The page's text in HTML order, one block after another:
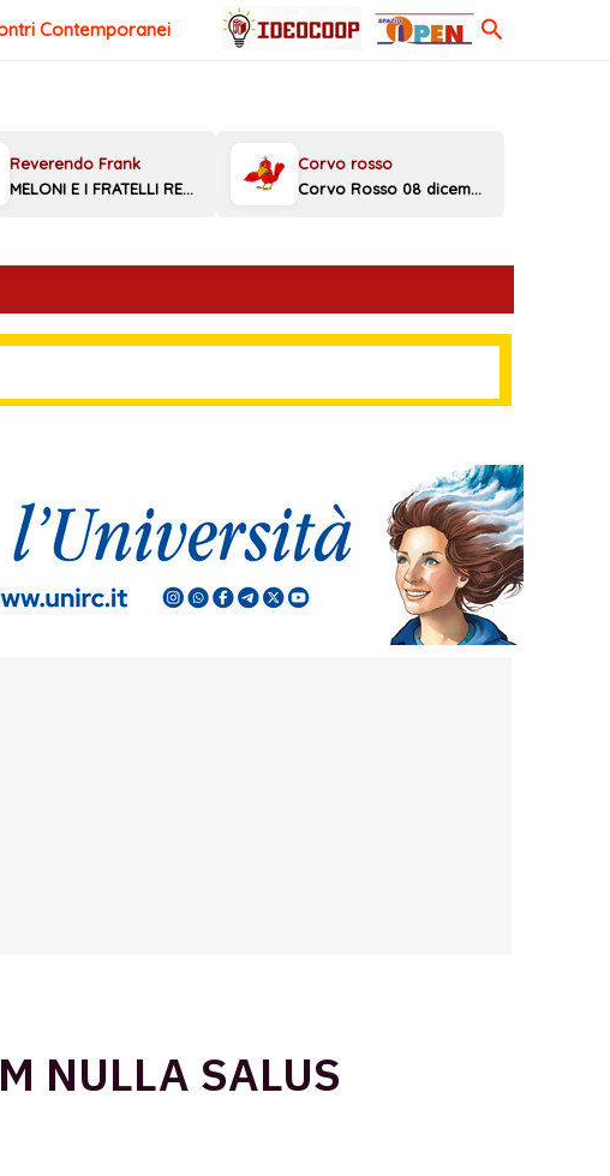
Contemporanei Cerca
MELONI E I FRATELLI REGGINI Corvo Rosso 08 dicembre 2025
NULLA SALUS